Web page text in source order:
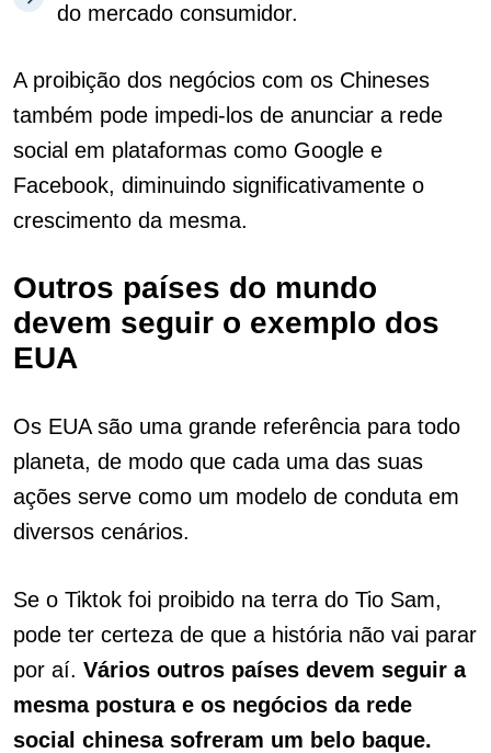
do mercado consumidor.
A proibição dos negócios com os Chineses
também pode impedi-los de anunciar a rede
social em plataformas como Google e
Facebook, diminuindo significativamente o
crescimento da mesma.
Outros países do mundo
devem seguir o exemplo dos
EUA
Os EUA são uma grande referência para todo
planeta, de modo que cada uma das suas
ações serve como um modelo de conduta em
diversos cenários.
Se o Tiktok foi proibido na terra do Tio Sam,
pode ter certeza de que a história não vai parar
por aí. Vários outros países devem seguir a
mesma postura e os negócios da rede
social chinesa sofreram um belo baque.